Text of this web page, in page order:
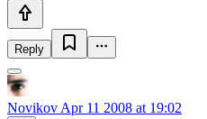
Reply
Novikov Apr 11 2008 at 19:02